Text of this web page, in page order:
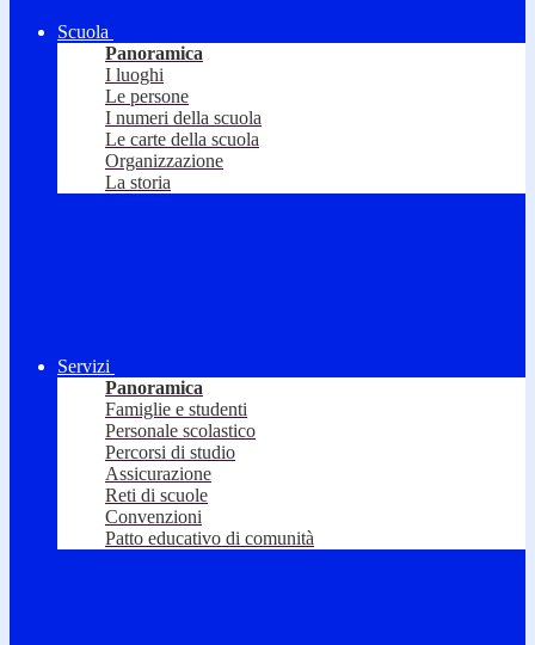
Scuola
Panoramica
I luoghi
Le persone
I numeri della scuola
Le carte della scuola
Organizzazione
La storia
Servizi
Panoramica
Famiglie e studenti
Personale scolastico
Percorsi di studio
Assicurazione
Reti di scuole
Convenzioni
Patto educativo di comunità